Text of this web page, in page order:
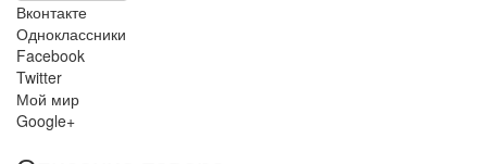
Вконтакте
Одноклассники
Facebook
Twitter
Мой мир
Google+